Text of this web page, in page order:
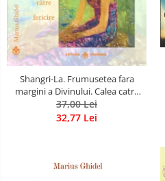
Shangri-La. Frumusetea fara
margini a Divinului. Calea catre
fericire
37,00 Lei
32,77 Lei